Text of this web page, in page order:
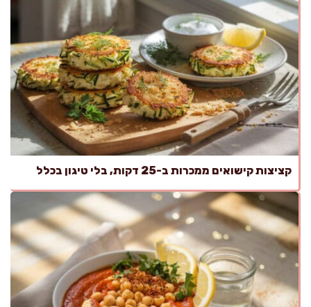
קציצות קישואים ממכרות ב-25 דקות, בלי טיגון בכלל